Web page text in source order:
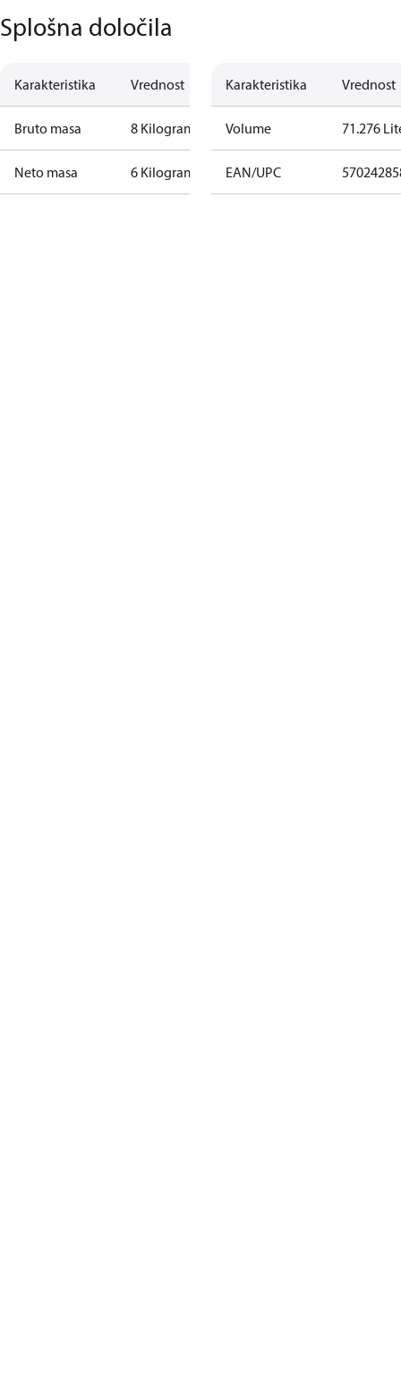
Splošna določila
Karakteristika Vrednost
Bruto masa 8 Kilogram
Neto masa 6 Kilogram
Karakteristika Vrednost
Volume 71.276
EAN/UPC